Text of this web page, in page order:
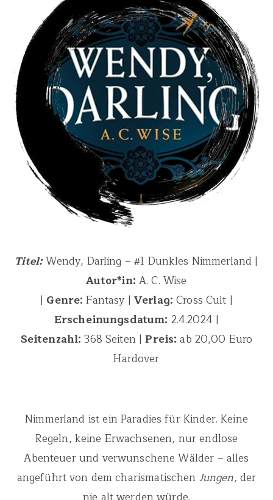
Titel:Wendy, Darling – #1 Dunkles Nimmerland |
Autor*in: A. C. Wise
| Genre: Fantasy | Verlag: Cross Cult |
Erscheinungsdatum: 2.4.2024 |
Seitenzahl: 368 Seiten |Preis:ab 20,00 Euro
Hardover
Nimmerland ist ein Paradies für Kinder. Keine
Regeln, keine Erwachsenen, nur endlose
Abenteuer und verwunschene Wälder – alles
angeführt von dem charismatischen Jungen, der